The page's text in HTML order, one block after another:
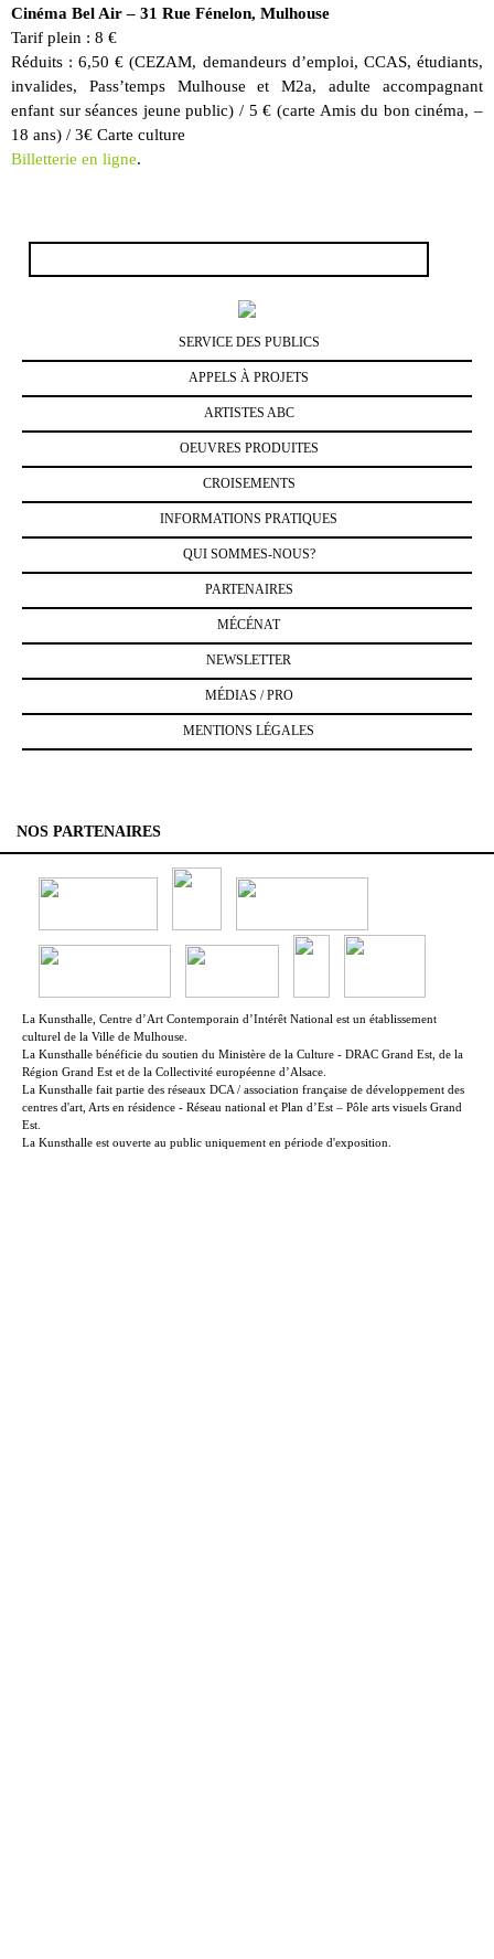
Cinéma Bel Air – 31 Rue Fénelon, Mulhouse
Tarif plein : 8 €
Réduits : 6,50 € (CEZAM, demandeurs d’emploi, CCAS, étudiants,
invalides, Pass’temps Mulhouse et M2a, adulte accompagnant
enfant sur séances jeune public) / 5 € (carte Amis du bon cinéma, –
18 ans) / 3€ Carte culture
Billetterie en ligne.
SERVICE DES PUBLICS
APPELS À PROJETS
ARTISTES ABC
OEUVRES PRODUITES
CROISEMENTS
INFORMATIONS PRATIQUES
QUI SOMMES-NOUS?
PARTENAIRES
MÉCÉNAT
NEWSLETTER
MÉDIAS / PRO
MENTIONS LÉGALES
NOS PARTENAIRES
La Kunsthalle, Centre d’Art Contemporain d’Intérêt National est un établissement
culturel de la Ville de Mulhouse.
La Kunsthalle bénéficie du soutien du Ministère de la Culture - DRAC Grand Est, de la
Région Grand Est et de la Collectivité européenne d’Alsace.
La Kunsthalle fait partie des réseaux DCA / association française de développement des
centres d'art, Arts en résidence - Réseau national et Plan d’Est – Pôle arts visuels Grand
Est.
La Kunsthalle est ouverte au public uniquement en période d'exposition.